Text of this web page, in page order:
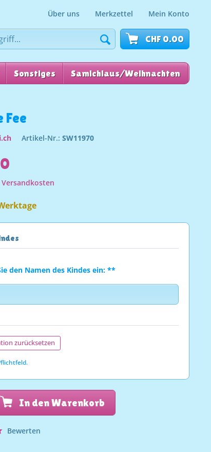
Über uns Merkzettel Mein Konto
CHF 0.00
Sonstiges Samichlaus/Weihnachten
Fee
Artikel-Nr.: SW11970
Versandkosten
den Namen des Kindes ein: **
zurücksetzen
In den Warenkorb
Bewerten